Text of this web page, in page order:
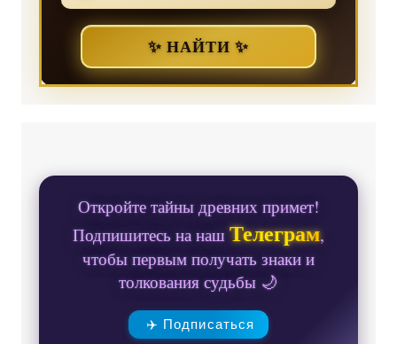
✨ НАЙТИ ✨
Откройте тайны древних примет!
Подпишитесь на нашТелеграм,
чтобы первым получать знаки и
толкования судьбы 🌙
✈️ Подписаться